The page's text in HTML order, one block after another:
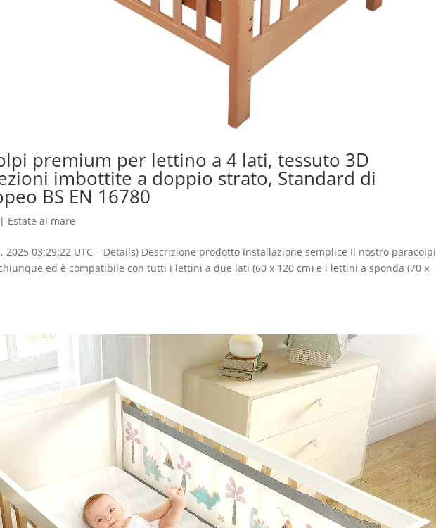
premium per lettino a 4 lati, tessuto 3D
imbottite a doppio strato, Standard di
BS EN 16780
| Estate al mare
2025 03:29:22 UTC – Details) Descrizione prodotto Installazione semplice Il nostro paracolpi
ed è compatibile con tutti i lettini a due lati (60 x 120 cm) e i lettini a sponda (70 x